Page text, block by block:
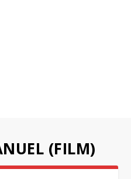
(FILM)